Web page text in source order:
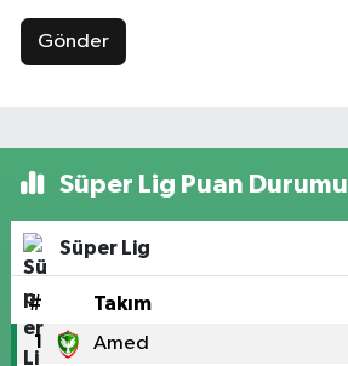
Gönder
Süper Lig Puan Durumu
Süper Lig
# Takım
1 Amed